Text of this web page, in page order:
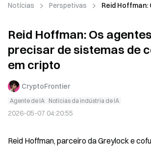
Notícias Perspetivas Reid
Reid Hoffman: Os
precisar de sistemas de
em cripto
CryptoFrontier
Agente de IA Notícias da indústria de IA
2026-05-07 04:20:55
Reid Hoffman, parceiro da Greylock e